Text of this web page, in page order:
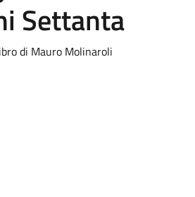
Settanta
di Mauro Molinaroli